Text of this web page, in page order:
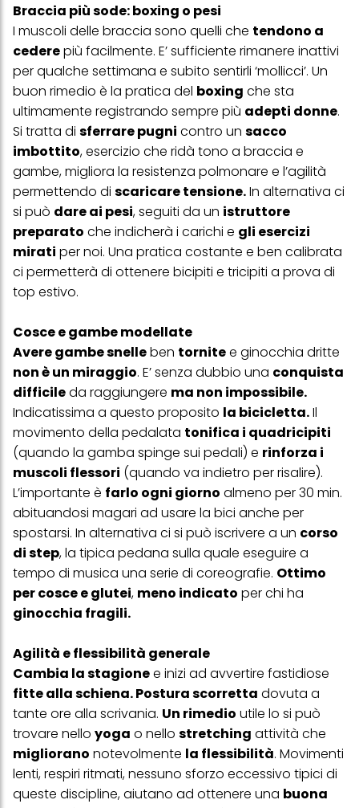
Braccia più sode: boxing o pesi
I muscoli delle braccia sono quelli che tendono a
cederepiù facilmente. E’ sufficiente rimanere inattivi
per qualche settimana e subito sentirli ‘mollicci’. Un
buon rimedio è la pratica del boxing che sta
ultimamente registrando sempre più adepti donne.
Si tratta di sferrare pugni contro un sacco
imbottito, esercizio che ridà tono a braccia e
gambe, migliora la resistenza polmonare e l’agilità
permettendo di scaricare tensione.In alternativa ci
si può dare ai pesi, seguiti da un istruttore
preparato che indicherà i carichi e gli esercizi
mirati per noi. Una pratica costante e ben calibrata
ci permetterà di ottenere bicipiti e tricipiti a prova di
top estivo.
Cosce e gambe modellate
Avere gambe snelleben tornitee ginocchia dritte
non è un miraggio. E’ senza dubbio una conquista
difficileda raggiungere ma non impossibile.
Indicatissima a questo proposito la bicicletta.Il
movimento della pedalata tonifica i quadricipiti
(quando la gamba spinge sui pedali) e rinforza i
muscoli flessori (quando va indietro per risalire).
L’importante è farlo ogni giorno almeno per 30 min.
abituandosi magari ad usare la bici anche per
spostarsi. In alternativa ci si può iscrivere a un corso
di step, la tipica pedana sulla quale eseguire a
tempo di musica una serie di coreografie. Ottimo
per cosce e glutei, meno indicato per chi ha
ginocchia fragili.
Agilità e flessibilità generale
Cambia la stagionee inizi ad avvertire fastidiose
fitte alla schiena. Postura scorretta dovuta a
tante ore alla scrivania. Un rimedio utile lo si può
trovare nello yoga o nello stretching attività che
migliorano notevolmente la flessibilità. Movimenti
lenti, respiri ritmati, nessuno sforzo eccessivo tipici di
queste discipline, aiutano ad ottenere una buona